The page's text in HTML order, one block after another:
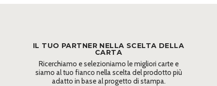
IL TUO PARTNER NELLA SCELTA DELLA
CARTA
Ricerchiamo e selezioniamo le migliori carte e
siamo al tuo fianco nella scelta del prodotto più
adatto in base al progetto di stampa.